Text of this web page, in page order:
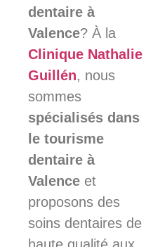
dentaire à
Valence? À la
Clinique Nathalie
Guillén, nous
sommes
spécialisés dans
le tourisme
dentaire à
Valence et
proposons des
soins dentaires de